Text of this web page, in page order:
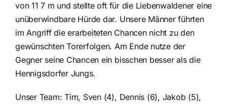
von 11 7 m und stellte oft für die Liebenwaldener eine
unüberwindbare Hürde dar. Unsere Männer führten
im Angriff die erarbeiteten Chancen nicht zu den
gewünschten Torerfolgen. Am Ende nutze der
Gegner seine Chancen ein bisschen besser als die
Hennigsdorfer Jungs.
Unser Team: Tim, Sven (4), Dennis (6), Jakob (5),